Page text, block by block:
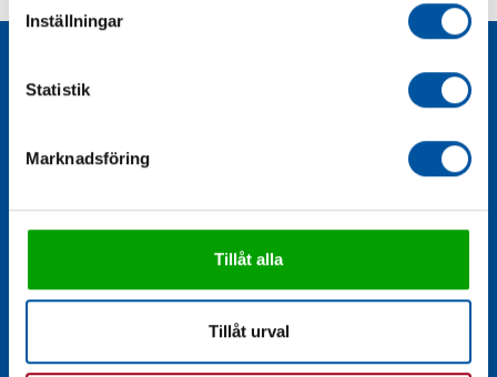
Inställningar
Statistik
Marknadsföring
Tillåt alla
Tillåt urval